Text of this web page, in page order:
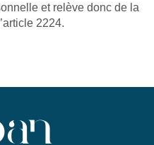
et relève donc de la
2224.